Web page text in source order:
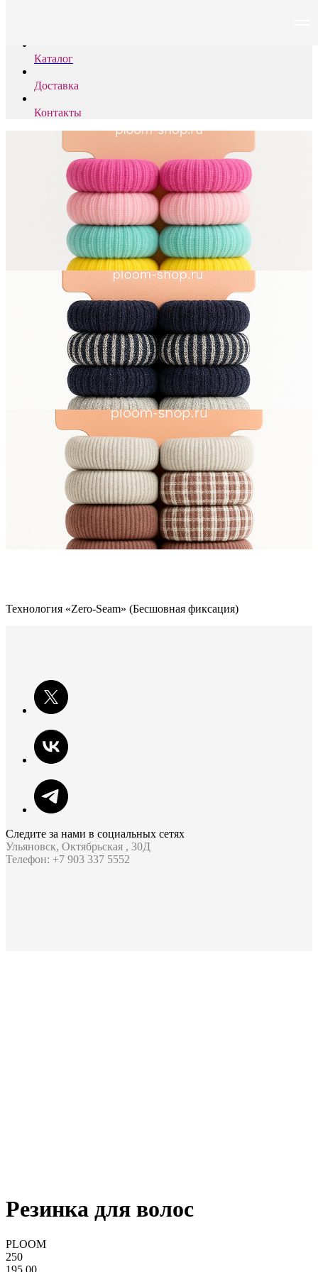
Каталог
Доставка
Контакты
Технология «Zero-Seam» (Бесшовная фиксация)
Следите за нами в социальных сетях
Ульяновск, Октябрьская , 30Д
Телефон: +7 903 337 5552
Резинка для волос
PLOOM
250
195,00